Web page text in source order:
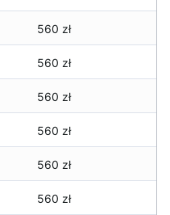
560 zł
560 zł
560 zł
560 zł
560 zł
560 zł